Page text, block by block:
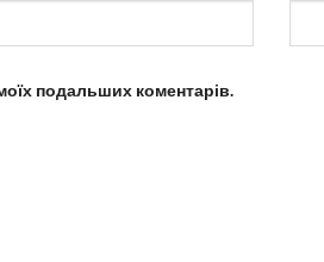
подальших коментарів.